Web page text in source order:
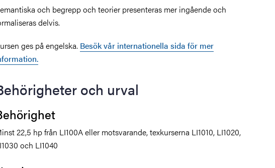
och begrepp och teorier presenteras mer ingående och
delvis.
ges på engelska. Besök vår internationella sida för mer
och urval
22,5 hp från LI100A eller motsvarande, texkurserna LI1010, LI1020,
och LI1040